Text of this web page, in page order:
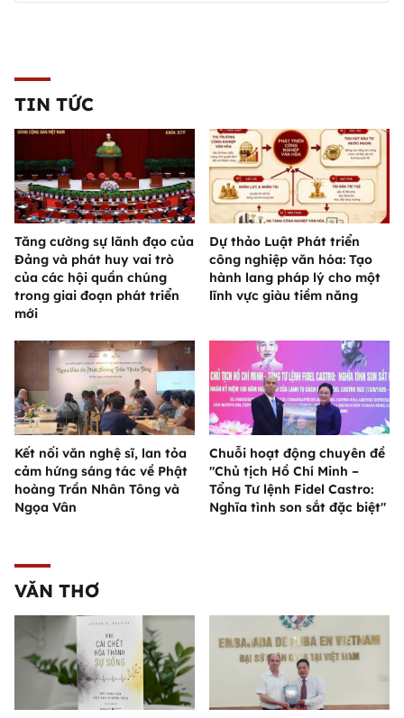
TIN TỨC
Tăng cường sự lãnh đạo của
Đảng và phát huy vai trò
của các hội quần chúng
trong giai đoạn phát triển
mới
Dự thảo Luật Phát triển
công nghiệp văn hóa: Tạo
hành lang pháp lý cho một
lĩnh vực giàu tiềm năng
Kết nối văn nghệ sĩ, lan tỏa
cảm hứng sáng tác về Phật
hoàng Trần Nhân Tông và
Ngọa Vân
Chuỗi hoạt động chuyên đề
"Chủ tịch Hồ Chí Minh –
Tổng Tư lệnh Fidel Castro:
Nghĩa tình son sắt đặc biệt"
VĂN THƠ